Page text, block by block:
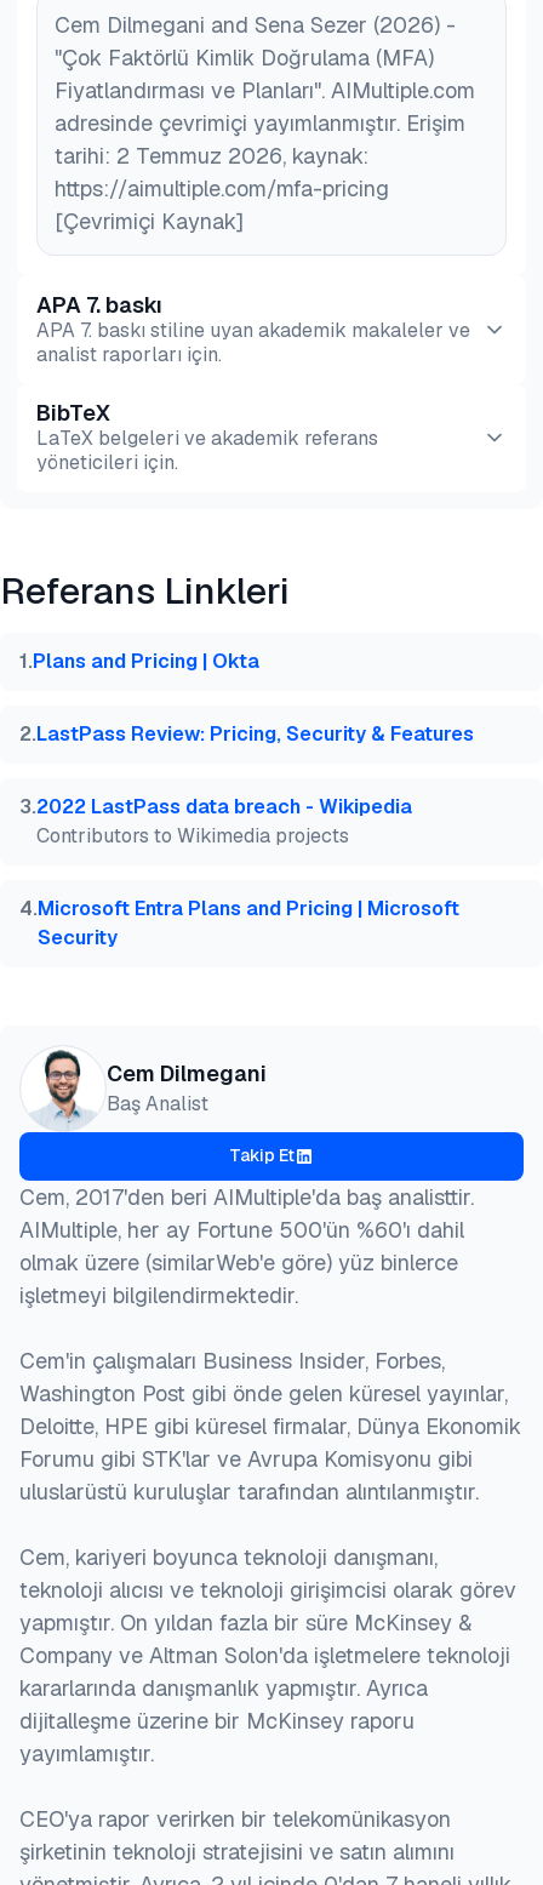
Essentials Suite, LastPass Business (Gelişmiş
MFA) ve Microsoft Entra ID P1'de (Koşullu Erişim
aracılığıyla) mevcuttur.
Cem Dilmegani and Sena Sezer (2026) -
"Çok Faktörlü Kimlik Doğrulama (MFA)
Fiyatlandırması ve Planları". AIMultiple.com
adresinde çevrimiçi yayımlanmıştır. Erişim
tarihi: 2 Temmuz 2026, kaynak:
https://aimultiple.com/mfa-pricing
[Çevrimiçi Kaynak]
APA 7. baskı
APA 7. baskı stiline uyan akademik makaleler ve
analist raporları için.
Önizleme HTML
BibTeX
LaTeX belgeleri ve akademik referans
yöneticileri için.
@misc{dilmegani2026,
title  = {{Çok Faktörlü Kimlik Doğrulama (MFA)
howpublished    = {\url{https://aimultiple.com/
note   = {AIMultiple. Erişim tarihi: 2 Temmuz
Referans Linkleri
1.Plans and Pricing | Okta
2.LastPass Review: Pricing, Security & Features
3.2022 LastPass data breach - Wikipedia
Contributors to Wikimedia projects
4.Microsoft Entra Plans and Pricing | Microsoft
Security
Cem Dilmegani
Baş Analist
Takip Et
Cem, 2017'den beri AIMultiple'da baş analisttir.
AIMultiple, her ay Fortune 500'ün %60'ı dahil
olmak üzere (similarWeb'e göre) yüz binlerce
işletmeyi bilgilendirmektedir.
Cem'in çalışmaları Business Insider, Forbes,
Washington Post gibi önde gelen küresel yayınlar,
Deloitte, HPE gibi küresel firmalar, Dünya Ekonomik
Forumu gibi STK'lar ve Avrupa Komisyonu gibi
uluslarüstü kuruluşlar tarafından alıntılanmıştır.
Cem, kariyeri boyunca teknoloji danışmanı,
teknoloji alıcısı ve teknoloji girişimcisi olarak görev
yapmıştır. On yıldan fazla bir süre McKinsey &
Company ve Altman Solon'da işletmelere teknoloji
kararlarında danışmanlık yapmıştır. Ayrıca
dijitalleşme üzerine bir McKinsey raporu
yayımlamıştır.
CEO'ya rapor verirken bir telekomünikasyon
şirketinin teknoloji stratejisini ve satın alımını